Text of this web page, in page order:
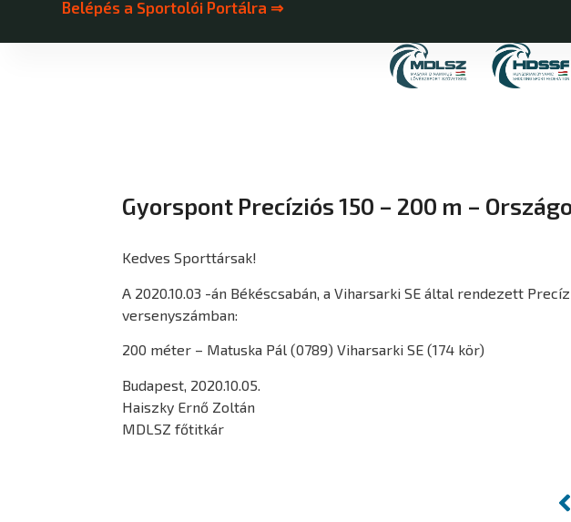
Belépés a Sportolói Portálra ⇒
Gyorspont Precíziós 150 – 200 m –
Kedves Sporttársak!
A 2020.10.03 -án Békéscsabán, a Viharsarki SE által rendezett
versenyszámban:
200 méter – Matuska Pál (0789) Viharsarki SE (174 kör)
Budapest, 2020.10.05.
Haiszky Ernő Zoltán
MDLSZ főtitkár